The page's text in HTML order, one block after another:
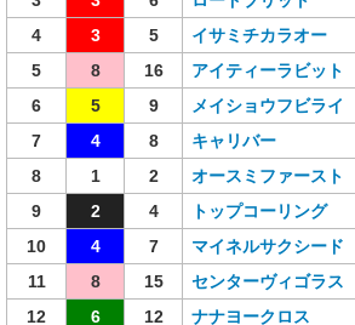
4
3 5 イサミチカラオー
5
8 16 アイティーラビット
6
5 9 メイショウフビライ
7
4 8 キャリバー
8
1 2 オースミファースト
9
2 4 トップコーリング
10
4 7 マイネルサクシード
11
8 15 センターヴィゴラス
12
6 12 ナナヨークロス